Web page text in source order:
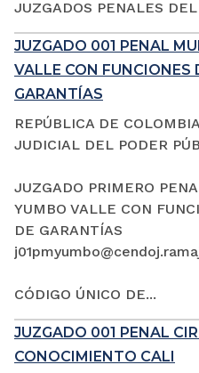
JUZGADOS PENALES
JUZGADO 001 PENAL
VALLE CON FUNCIONES
GARANTÍAS
REPÚBLICA DE
JUDICIAL DEL PODER
JUZGADO PRIMERO
YUMBO VALLE CON
DE GARANTÍAS
CÓDIGO ÚNICO DE...
JUZGADO 001 PENAL
CONOCIMIENTO CALI